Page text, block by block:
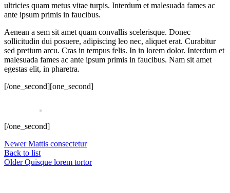
ultricies quam metus vitae turpis. Interdum et malesuada fames ac
ante ipsum primis in faucibus.
Aenean a sem sit amet quam convallis scelerisque. Donec
sollicitudin dui posuere, adipiscing leo nec, aliquet erat. Curabitur
sed pretium arcu. Cras in tempus felis. In in lorem dolor. Interdum et
malesuada fames ac ante ipsum primis in faucibus. Nam sit amet
egestas elit, in pharetra.
[/one_second][one_second]
[/one_second]
Newer Mattis consectetur
Back to list
Older Quisque lorem tortor